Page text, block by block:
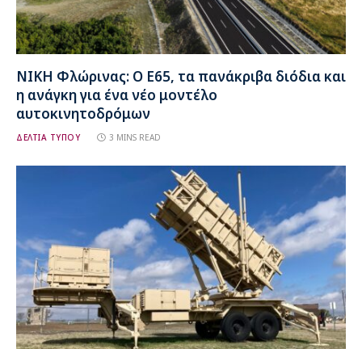
ΝΙΚΗ Φλώρινας: Ο Ε65, τα πανάκριβα διόδια και
η ανάγκη για ένα νέο μοντέλο
αυτοκινητοδρόμων
ΔΕΛΤΙΑ ΤΥΠΟΥ 3 MINS READ